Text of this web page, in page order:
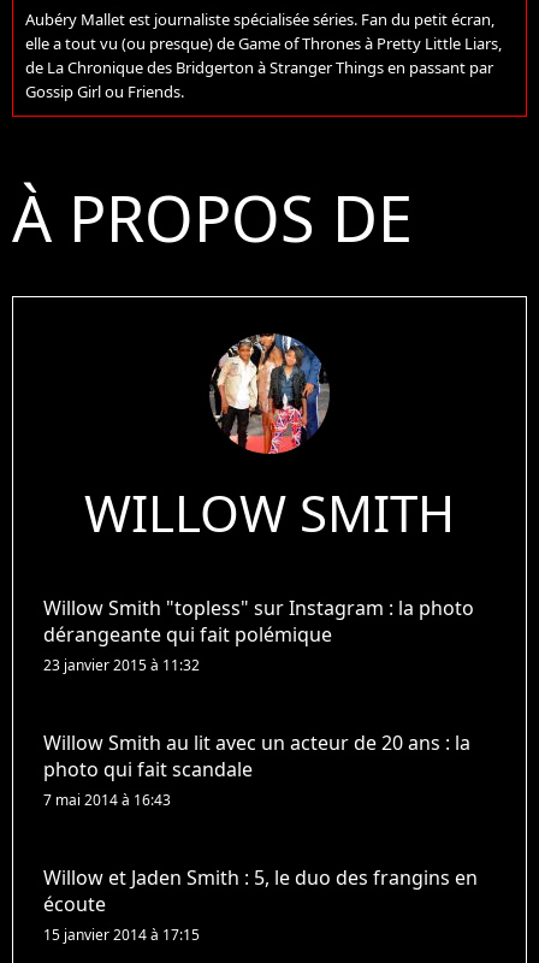
Aubéry Mallet est journaliste spécialisée séries. Fan du petit écran,
elle a tout vu (ou presque) de Game of Thrones à Pretty Little Liars,
de La Chronique des Bridgerton à Stranger Things en passant par
Gossip Girl ou Friends.
À PROPOS DE
WILLOW SMITH
Willow Smith "topless" sur Instagram : la photo
dérangeante qui fait polémique
23 janvier 2015 à 11:32
Willow Smith au lit avec un acteur de 20 ans : la
photo qui fait scandale
7 mai 2014 à 16:43
Willow et Jaden Smith : 5, le duo des frangins en
écoute
15 janvier 2014 à 17:15